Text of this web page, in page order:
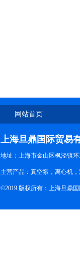
网站首页
上海旦鼎国际贸易
地址：上海市金山区枫泾镇
主营产品：真空泵，离心机
©2019 版权所有：上海旦鼎